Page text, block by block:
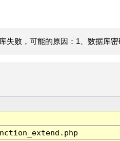
失败，可能的原因：1、数据库密